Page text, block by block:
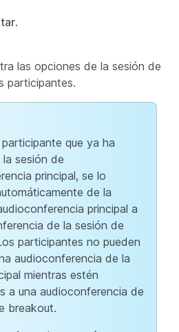
.
las opciones de la sesión de
participantes.
que ya ha
sesión de
principal, se lo
de la
principal a
de la sesión de
participantes no pueden
audioconferencia de la
mientras estén
a una audioconferencia de
breakout.